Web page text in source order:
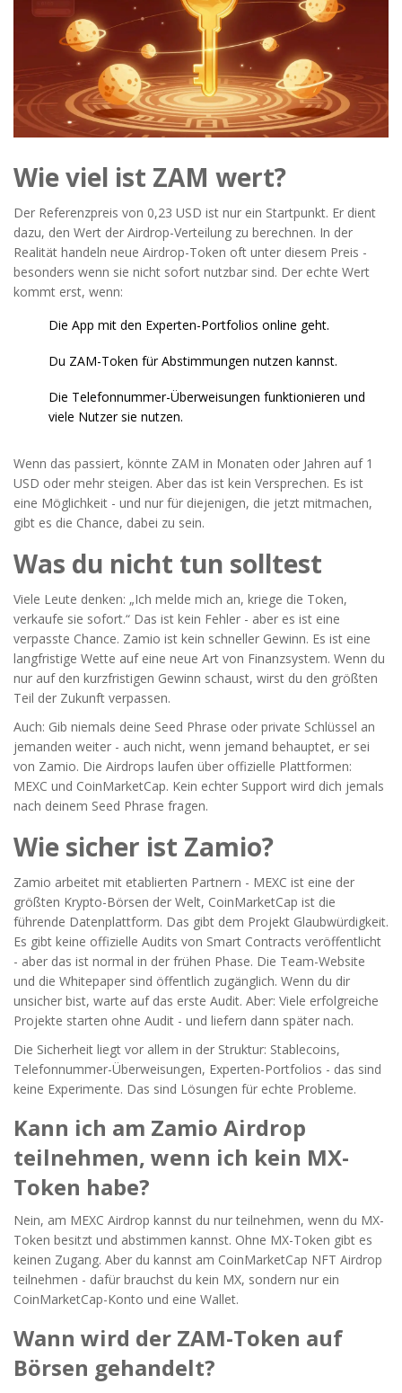
Wie viel ist ZAM wert?
Der Referenzpreis von 0,23 USD ist nur ein Startpunkt. Er dient
dazu, den Wert der Airdrop-Verteilung zu berechnen. In der
Realität handeln neue Airdrop-Token oft unter diesem Preis -
besonders wenn sie nicht sofort nutzbar sind. Der echte Wert
kommt erst, wenn:
Die App mit den Experten-Portfolios online geht.
Du ZAM-Token für Abstimmungen nutzen kannst.
Die Telefonnummer-Überweisungen funktionieren und
viele Nutzer sie nutzen.
Wenn das passiert, könnte ZAM in Monaten oder Jahren auf 1
USD oder mehr steigen. Aber das ist kein Versprechen. Es ist
eine Möglichkeit - und nur für diejenigen, die jetzt mitmachen,
gibt es die Chance, dabei zu sein.
Was du nicht tun solltest
Viele Leute denken: „Ich melde mich an, kriege die Token,
verkaufe sie sofort.“ Das ist kein Fehler - aber es ist eine
verpasste Chance. Zamio ist kein schneller Gewinn. Es ist eine
langfristige Wette auf eine neue Art von Finanzsystem. Wenn du
nur auf den kurzfristigen Gewinn schaust, wirst du den größten
Teil der Zukunft verpassen.
Auch: Gib niemals deine Seed Phrase oder private Schlüssel an
jemanden weiter - auch nicht, wenn jemand behauptet, er sei
von Zamio. Die Airdrops laufen über offizielle Plattformen:
MEXC und CoinMarketCap. Kein echter Support wird dich jemals
nach deinem Seed Phrase fragen.
Wie sicher ist Zamio?
Zamio arbeitet mit etablierten Partnern - MEXC ist eine der
größten Krypto-Börsen der Welt, CoinMarketCap ist die
führende Datenplattform. Das gibt dem Projekt Glaubwürdigkeit.
Es gibt keine offizielle Audits von Smart Contracts veröffentlicht
- aber das ist normal in der frühen Phase. Die Team-Website
und die Whitepaper sind öffentlich zugänglich. Wenn du dir
unsicher bist, warte auf das erste Audit. Aber: Viele erfolgreiche
Projekte starten ohne Audit - und liefern dann später nach.
Die Sicherheit liegt vor allem in der Struktur: Stablecoins,
Telefonnummer-Überweisungen, Experten-Portfolios - das sind
keine Experimente. Das sind Lösungen für echte Probleme.
Kann ich am Zamio Airdrop
teilnehmen, wenn ich kein MX-
Token habe?
Nein, am MEXC Airdrop kannst du nur teilnehmen, wenn du MX-
Token besitzt und abstimmen kannst. Ohne MX-Token gibt es
keinen Zugang. Aber du kannst am CoinMarketCap NFT Airdrop
teilnehmen - dafür brauchst du kein MX, sondern nur ein
CoinMarketCap-Konto und eine Wallet.
Wann wird der ZAM-Token auf
Börsen gehandelt?